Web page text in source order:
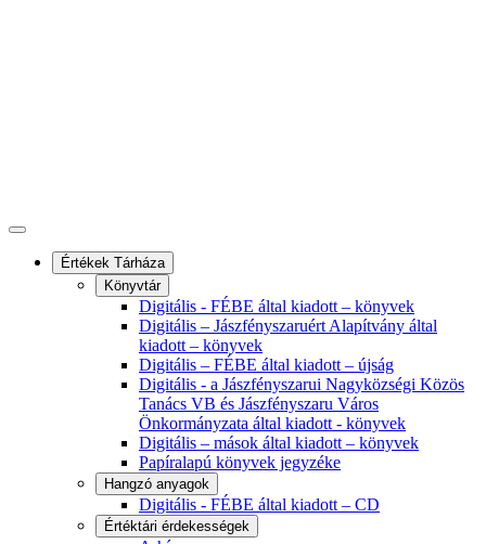
Értékek Tárháza
Könyvtár
Digitális - FÉBE által kiadott – könyvek
Digitális – Jászfényszaruért Alapítvány által
kiadott – könyvek
Digitális – FÉBE által kiadott – újság
Digitális - a Jászfényszarui Nagyközségi Közös
Tanács VB és Jászfényszaru Város
Önkormányzata által kiadott - könyvek
Digitális – mások által kiadott – könyvek
Papíralapú könyvek jegyzéke
Hangzó anyagok
Digitális - FÉBE által kiadott – CD
Értéktári érdekességek